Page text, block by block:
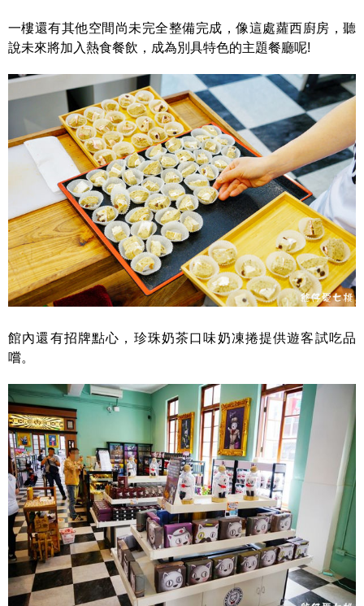
一樓還有其他空間尚未完全整備完成，像這處蘿西廚房，聽
說未來將加入熱食餐飲，成為別具特色的主題餐廳呢!
館內還有招牌點心，珍珠奶茶口味奶凍捲提供遊客試吃品
嚐。